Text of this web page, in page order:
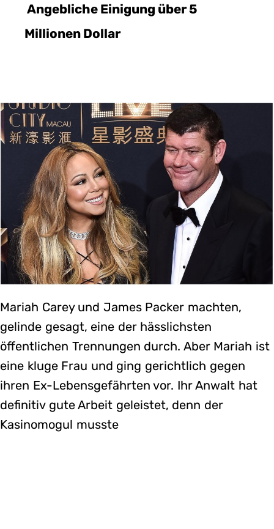
Angebliche Einigung über 5
Millionen Dollar
Mariah Carey und James Packer machten,
gelinde gesagt, eine der hässlichsten
öffentlichen Trennungen durch. Aber Mariah ist
eine kluge Frau und ging gerichtlich gegen
ihren Ex-Lebensgefährten vor. Ihr Anwalt hat
definitiv gute Arbeit geleistet, denn der
Kasinomogul musste